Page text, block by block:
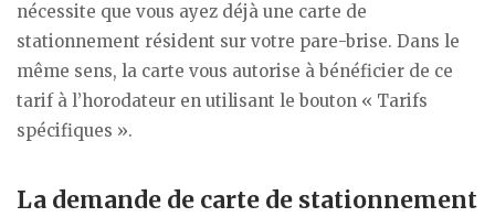
nécessite que vous ayez déjà une carte de
stationnement résident sur votre pare-brise. Dans le
même sens, la carte vous autorise à bénéficier de ce
tarif à l’horodateur en utilisant le bouton « Tarifs
spécifiques ».
La demande de carte de stationnement